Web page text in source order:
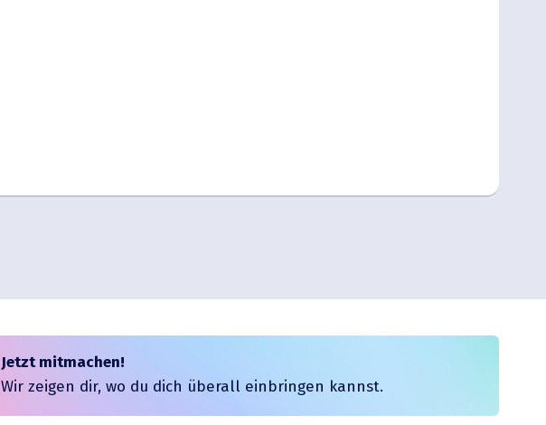
Jetzt mitmachen!
Wir zeigen dir, wo du dich überall einbringen kannst.